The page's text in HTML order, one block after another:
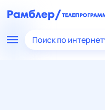
Поиск по